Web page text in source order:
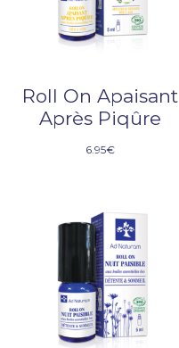
Roll On Apaisant
Après Piqûre
6.95€